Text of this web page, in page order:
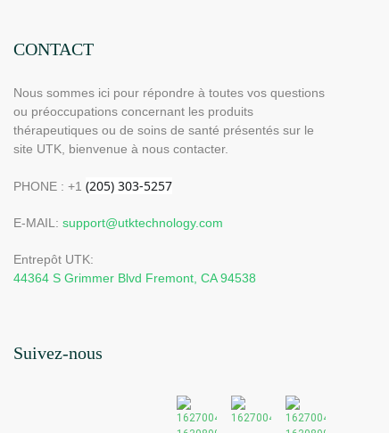
CONTACT
Nous sommes ici pour répondre à toutes vos questions
ou préoccupations concernant les produits
thérapeutiques ou de soins de santé présentés sur le
site UTK, bienvenue à nous contacter.
PHONE : +1
E-MAIL: support@utktechnology.com
Entrepôt UTK:
44364 S Grimmer Blvd Fremont, CA 94538
Suivez-nous